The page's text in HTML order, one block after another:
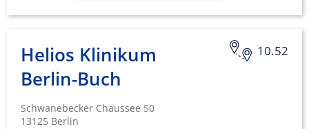
10.52
Helios Klinikum
Berlin-Buch
Schwanebecker Chaussee 50
13125 Berlin